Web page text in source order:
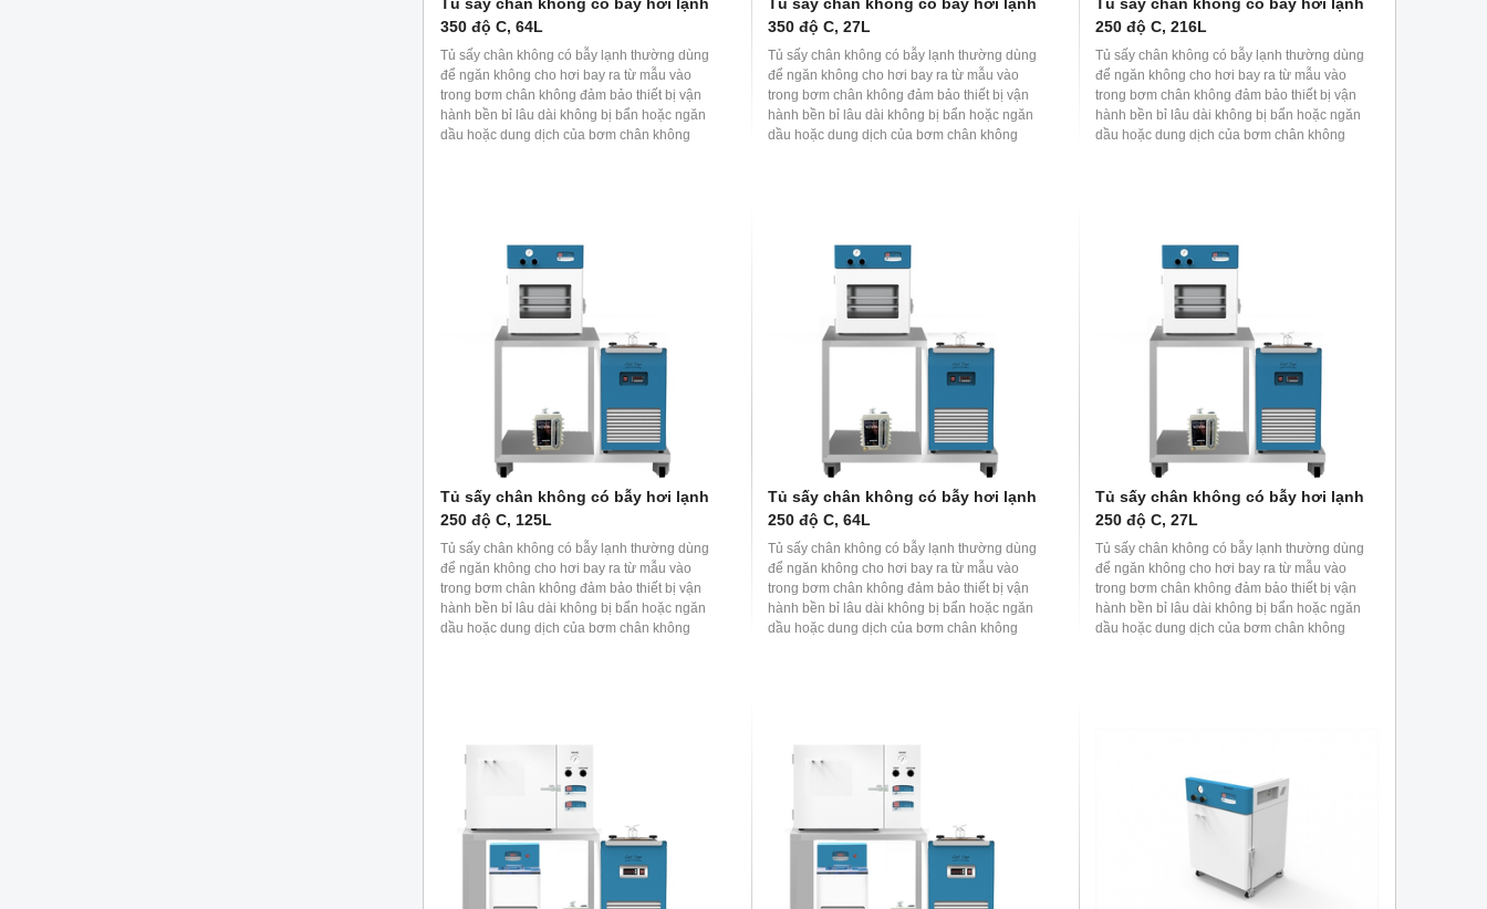
350 độ C, 64L
Tủ sấy chân không có bẫy lạnh thường dùng
để ngăn không cho hơi bay ra từ mẫu vào
trong bơm chân không đảm bảo thiết bị vận
hành bền bỉ lâu dài không bị bẩn hoặc ngăn
dầu hoặc dung dịch của bơm chân không
350 độ C, 27L
Tủ sấy chân không có bẫy lạnh thường dùng
để ngăn không cho hơi bay ra từ mẫu vào
trong bơm chân không đảm bảo thiết bị vận
hành bền bỉ lâu dài không bị bẩn hoặc ngăn
dầu hoặc dung dịch của bơm chân không
250 độ C, 216L
Tủ sấy chân không có bẫy lạnh thường dùng
để ngăn không cho hơi bay ra từ mẫu vào
trong bơm chân không đảm bảo thiết bị vận
hành bền bỉ lâu dài không bị bẩn hoặc ngăn
dầu hoặc dung dịch của bơm chân không
Tủ sấy chân không có bẫy hơi lạnh
250 độ C, 125L
Tủ sấy chân không có bẫy lạnh thường dùng
để ngăn không cho hơi bay ra từ mẫu vào
trong bơm chân không đảm bảo thiết bị vận
hành bền bỉ lâu dài không bị bẩn hoặc ngăn
dầu hoặc dung dịch của bơm chân không
Tủ sấy chân không có bẫy hơi lạnh
250 độ C, 64L
Tủ sấy chân không có bẫy lạnh thường dùng
để ngăn không cho hơi bay ra từ mẫu vào
trong bơm chân không đảm bảo thiết bị vận
hành bền bỉ lâu dài không bị bẩn hoặc ngăn
dầu hoặc dung dịch của bơm chân không
Tủ sấy chân không có bẫy hơi lạnh
250 độ C, 27L
Tủ sấy chân không có bẫy lạnh thường dùng
để ngăn không cho hơi bay ra từ mẫu vào
trong bơm chân không đảm bảo thiết bị vận
hành bền bỉ lâu dài không bị bẩn hoặc ngăn
dầu hoặc dung dịch của bơm chân không